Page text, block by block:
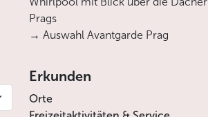
Prags
→ Auswahl Avantgarde Prag
Erkunden
Orte